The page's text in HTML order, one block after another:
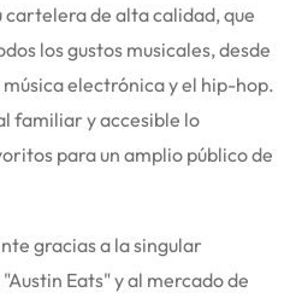
cartelera de alta calidad, que
los gustos musicales, desde
electrónica y el hip-hop.
familiar y accesible lo
para un amplio público de
gracias a la singular
Eats" y al mercado de